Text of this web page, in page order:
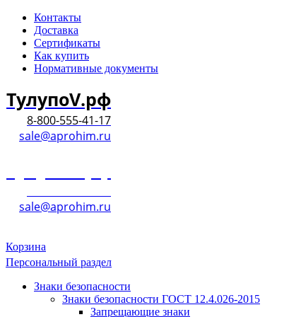
Контакты
Доставка
Сертификаты
Как купить
Нормативные документы
ТулупоV.рф
8-800-555-41-17
sale@aprohim.ru
sale@aprohim.ru
Корзина
Персональный раздел
Знаки безопасности
Знаки безопасности ГОСТ 12.4.026-2015
Запрещающие знаки